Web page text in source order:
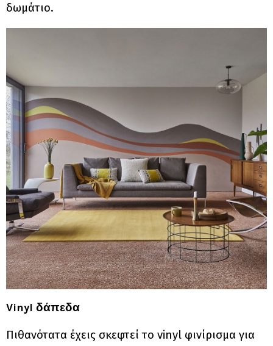
δωμάτιο.
Vinyl δάπεδα
Πιθανότατα έχεις σκεφτεί τo vinyl φινίρισμα για